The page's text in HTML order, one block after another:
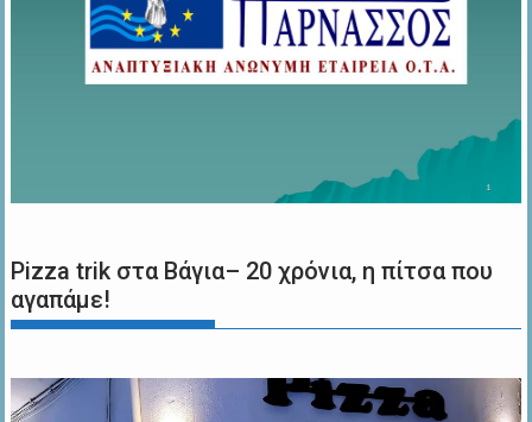
Pizza trik στα Βάγια– 20 χρόνια, η πίτσα που
αγαπάμε!